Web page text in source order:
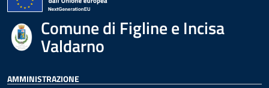
Comune di Figline e Incisa
Valdarno
AMMINISTRAZIONE